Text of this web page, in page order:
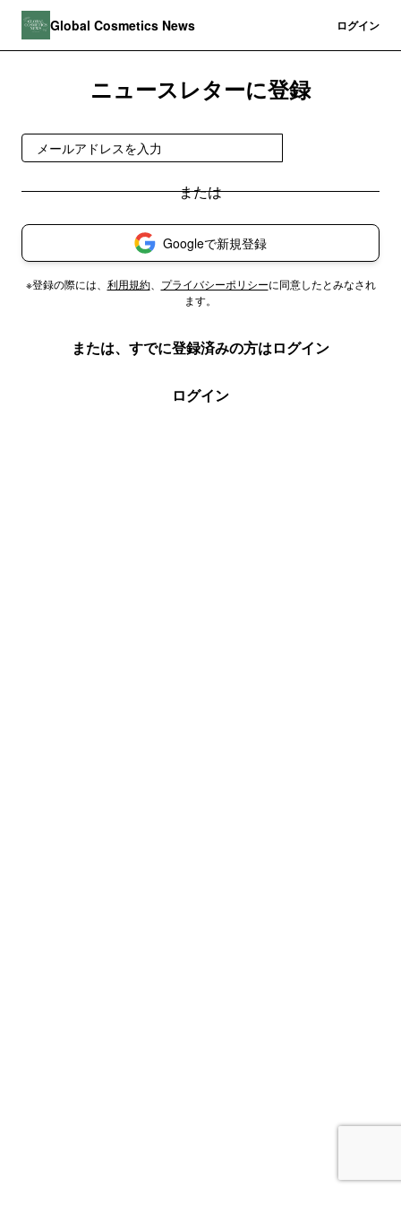
Global Cosmetics News ログイン
ニュースレターに登録
Googleで新規登録
※登録の際には、 利用規約、 プライバシーポリシーに同意したとみなされ
ます。
または、すでに登録済みの方はログイン
ログイン